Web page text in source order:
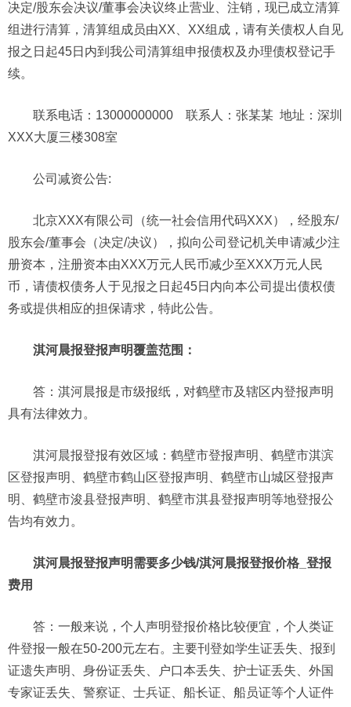
决定/股东会决议/董事会决议终止营业、注销，现已成立清算
组进行清算，清算组成员由XX、XX组成，请有关债权人自见
报之日起45日内到我公司清算组申报债权及办理债权登记手
续。
联系电话：13000000000 联系人：张某某 地址：深圳
XXX大厦三楼308室
公司 减资公告:
北京XXX有限公司（统一社会信用代码XXX），经股东/
股东会/董事会（决定/决议），拟向公司登记机关申请减少注
册资本，注册资本由XXX万元人民币减少至XXX万元人民
币，请债权债务人于见报之日起45日内向本公司提出债权债
务或提供相应的担保请求，特此公告。
淇河晨报登报声明覆盖范围：
答：淇河晨报是市级报纸，对鹤壁市及辖区内登报声明
具有法律效力。
淇河晨报登报有效区域：鹤壁市登报声明、鹤壁市淇滨
区登报声明、鹤壁市鹤山区登报声明、鹤壁市山城区登报声
明、鹤壁市浚县登报声明、鹤壁市淇县登报声明等地登报公
告均有效力。
淇河晨报登报声明需要多少钱/淇河晨报登报价格_登报
费用
答：一般来说，个人声明登报价格比较便宜，个人类证
件登报一般在50-200元左右。主要刊登如学生证丢失、报到
证遗失声明、身份证丢失、户口本丢失、护士证丢失、外国
专家证丢失、警察证、士兵证、船长证、船员证等个人证件